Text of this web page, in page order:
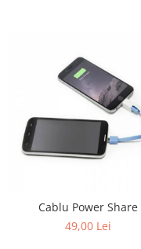
Cablu Power Share
49,00 Lei